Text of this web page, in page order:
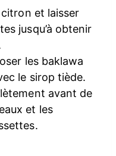
et laisser
jusqu’à obtenir
les baklawa
le sirop tiède.
avant de
et les